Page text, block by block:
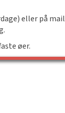
eller på mail
øer.